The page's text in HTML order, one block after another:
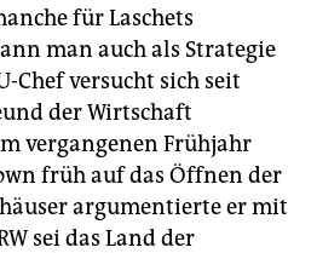
für Laschets
man auch als Strategie
Chef versucht sich seit
der Wirtschaft
vergangenen Frühjahr
früh auf das Öffnen der
argumentierte er mit
sei das Land der